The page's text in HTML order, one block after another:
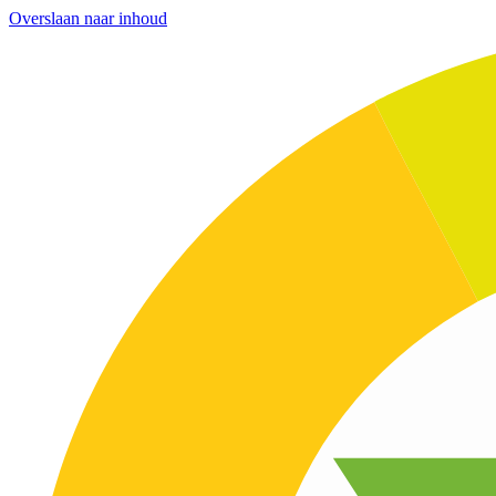
Overslaan naar inhoud